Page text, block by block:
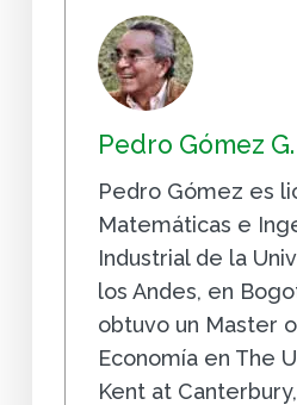
Pedro Gómez G.
Pedro Gómez es
Matemáticas e
Industrial de la
los Andes, en
obtuvo un Master
Economía en The
Kent at